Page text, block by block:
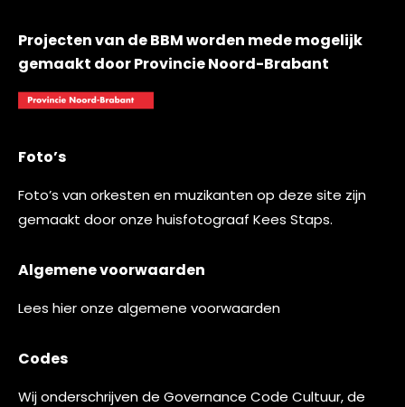
Projecten van de BBM worden mede mogelijk
gemaakt door Provincie Noord-Brabant
Foto’s
Foto’s van orkesten en muzikanten op deze site zijn
gemaakt door onze huisfotograaf Kees Staps.
Algemene voorwaarden
Lees hieronze algemene voorwaarden
Codes
Wij onderschrijven de Governance Code Cultuur, de